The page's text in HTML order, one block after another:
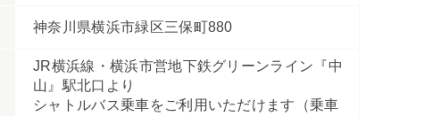
ーズンズヴィラ そよかぜ）
神奈川県横浜市緑区三保町880
JR横浜線・横浜市営地下鉄グリーンライン『中
山』駅北口より
シャトルバス乗車をご利用いただけます（乗車